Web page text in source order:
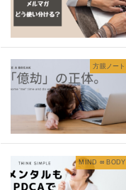
方眼ノート
MIND ∞ BODY